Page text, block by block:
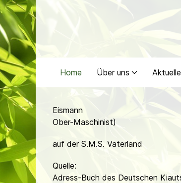
Home Über uns
Eismann
Ober-Maschinist)
auf der S.M.S. Vaterland
Quelle:
Adress-Buch des Deutschen